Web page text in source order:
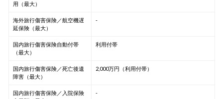
用（最大）
海外旅行傷害保険／航空機遅
延保険（最大）
-
国内旅行傷害保険自動付帯
（最大）
利用付帯
国内旅行傷害保険／死亡後遺
障害（最大）
2,000万円（利用付帯）
国内旅行傷害保険／入院保険
-